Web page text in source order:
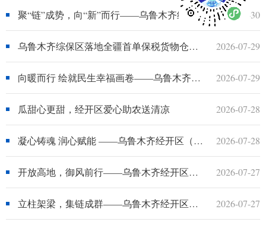
2026-07-30
聚“链”成势，向“新”而行——乌鲁木齐经开区（头屯河区）产业集群发展纪实
2026-07-29
乌鲁木齐综保区落地全疆首单保税货物仓单质押境外融资业务
2026-07-29
向暖而行 绘就民生幸福画卷——乌鲁木齐经开区（头屯河区）增进民生福祉纪实
2026-07-28
瓜甜心更甜，经开区爱心助农送清凉
2026-07-28
凝心铸魂 润心赋能 ——乌鲁木齐经开区（头屯河区）奋力走好新时代宣传思想文化“赶考路”
2026-07-27
开放高地，御风前行——乌鲁木齐经开区（头屯河区）从内陆腹地到开放前沿的实践探索
2026-07-27
立柱架梁，集链成群——乌鲁木齐经开区（头屯河区）产业进阶之路